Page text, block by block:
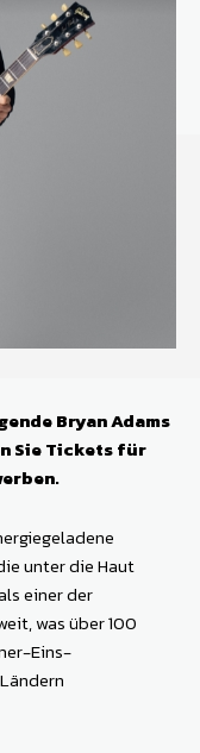
Bryan Adams
Sie Tickets für
unter die Haut
einer der
was über 100
Eins-